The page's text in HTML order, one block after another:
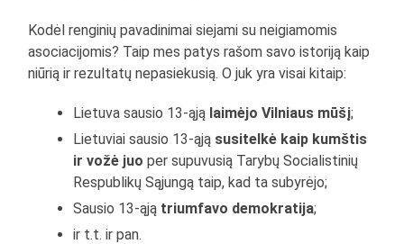
Kodėl renginių pavadinimai siejami su neigiamomis
asociacijomis? Taip mes patys rašom savo istoriją kaip
niūrią ir rezultatų nepasiekusią. O juk yra visai kitaip:
Lietuva sausio 13-ąją laimėjo Vilniaus mūšį;
Lietuviai sausio 13-ąją susitelkė kaip kumštis
ir vožė juo per supuvusią Tarybų Socialistinių
Respublikų Sąjungą taip, kad ta subyrėjo;
Sausio 13-ąją triumfavo demokratija;
ir t.t. ir pan.